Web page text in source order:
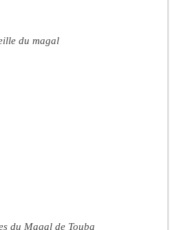
du magal
du Magal de Touba